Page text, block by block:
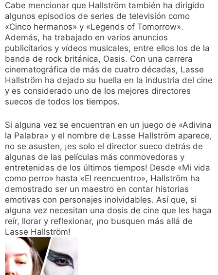
Cabe mencionar que Hallström también ha dirigido
algunos episodios de series de televisión como
«Cinco hermanos» y «Legends of Tomorrow».
Además, ha trabajado en varios anuncios
publicitarios y vídeos musicales, entre ellos los de la
banda de rock británica, Oasis. Con una carrera
cinematográfica de más de cuatro décadas, Lasse
Hallström ha dejado su huella en la industria del cine
y es considerado uno de los mejores directores
suecos de todos los tiempos.
Si alguna vez se encuentran en un juego de «Adivina
la Palabra» y el nombre de Lasse Hallström aparece,
no se asusten, ¡es solo el director sueco detrás de
algunas de las películas más conmovedoras y
entretenidas de los últimos tiempos! Desde «Mi vida
como perro» hasta «El reencuentro», Hallström ha
demostrado ser un maestro en contar historias
emotivas con personajes inolvidables. Así que, si
alguna vez necesitan una dosis de cine que les haga
reír, llorar y reflexionar, ¡no busquen más allá de
Lasse Hallström!